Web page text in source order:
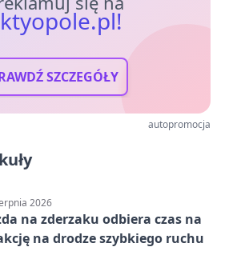
SZCZEGÓŁY
autopromocja
2026
na zderzaku odbiera czas na
na drodze szybkiego ruchu